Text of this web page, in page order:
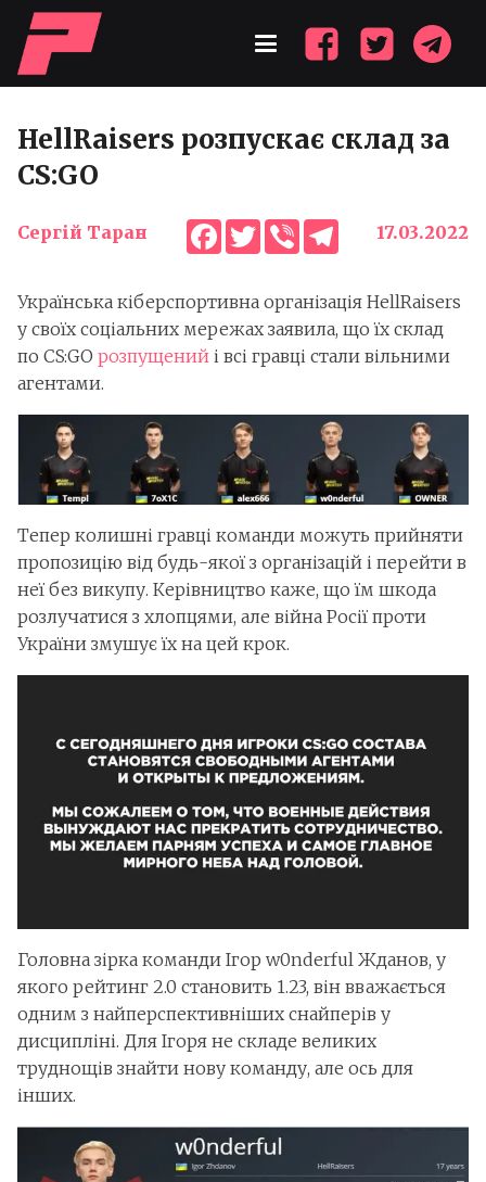
HellRaisers розпускає склад за
CS:GO
Сергій Таран Facebook
Twitter
ViberTelegram17.03.2022
Українська кіберспортивна організація HellRaisers
у своїх соціальних мережах заявила, що їх склад
по CS:GO розпущений і всі гравці стали вільними
агентами.
Тепер колишні гравці команди можуть прийняти
пропозицію від будь-якої з організацій і перейти в
неї без викупу. Керівництво каже, що їм шкода
розлучатися з хлопцями, але війна Росії проти
України змушує їх на цей крок.
Головна зірка команди Ігор w0nderful Жданов, у
якого рейтинг 2.0 становить 1.23, він вважається
одним з найперспективніших снайперів у
дисципліні. Для Ігоря не складе великих
труднощів знайти нову команду, але ось для
інших.